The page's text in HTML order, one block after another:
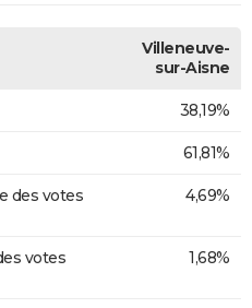
Villeneuve-
sur-Aisne
38,19%
61,81%
des votes
4,69%
votes
1,68%